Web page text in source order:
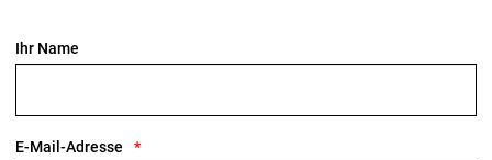
integriertes Staufach, konisches Steuerrohr, interne
Ihr Name
E-Mail-Adresse